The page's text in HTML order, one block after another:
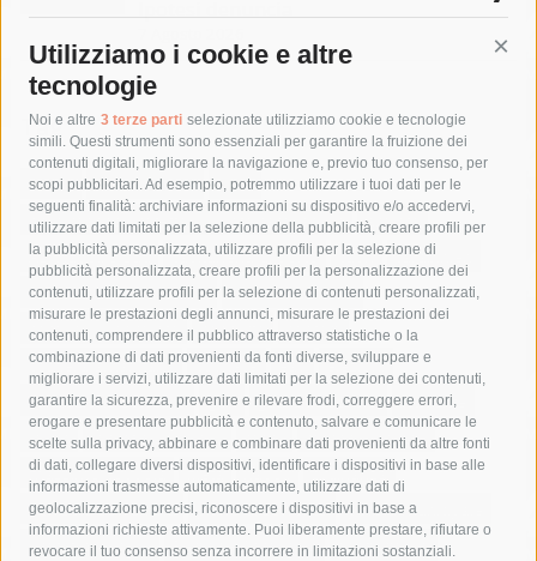
Utilizziamo i cookie e altre
tecnologie
Noi e altre 3 terze parti selezionate utilizziamo cookie e tecnologie
simili. Questi strumenti sono essenziali per garantire la fruizione dei
contenuti digitali, migliorare la navigazione e, previo tuo consenso, per
scopi pubblicitari. Ad esempio, potremmo utilizzare i tuoi dati per le
seguenti finalità: archiviare informazioni su dispositivo e/o accedervi,
utilizzare dati limitati per la selezione della pubblicità, creare profili per
la pubblicità personalizzata, utilizzare profili per la selezione di
pubblicità personalizzata, creare profili per la personalizzazione dei
contenuti, utilizzare profili per la selezione di contenuti personalizzati,
misurare le prestazioni degli annunci, misurare le prestazioni dei
contenuti, comprendere il pubblico attraverso statistiche o la
combinazione di dati provenienti da fonti diverse, sviluppare e
migliorare i servizi, utilizzare dati limitati per la selezione dei contenuti,
garantire la sicurezza, prevenire e rilevare frodi, correggere errori,
erogare e presentare pubblicità e contenuto, salvare e comunicare le
scelte sulla privacy, abbinare e combinare dati provenienti da altre fonti
di dati, collegare diversi dispositivi, identificare i dispositivi in base alle
informazioni trasmesse automaticamente, utilizzare dati di
geolocalizzazione precisi, riconoscere i dispositivi in base a
informazioni richieste attivamente. Puoi liberamente prestare, rifiutare o
revocare il tuo consenso senza incorrere in limitazioni sostanziali.
Tag
acqua allerta meteo
anas
area marina protetta di punta campanella
arresto
Asl Napoli 3 sud
capitaneria di porto capri
carabinieri
castellammare di stabia
circumvesuviana
comune di sorrento
concerto
contagi
costiera amalfitana
covid-19 eav
elezioni
fondazione sorrento
gori guardia costiera
incidente
lavori
lorenzo balducelli mare
massa lubrense
massimo coppola
Meta napoli
ordinanza
penisola sorrentina
piano di sorrento
polizia municipale
protezione civile
Regione Campania
sant'agnello